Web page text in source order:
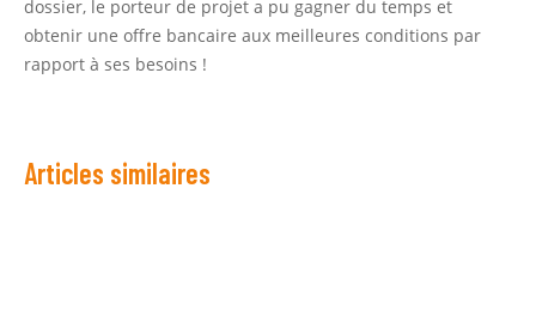
dossier, le porteur de projet a pu gagner du temps et
obtenir une offre bancaire aux meilleures conditions par
rapport à ses besoins !
Articles similaires